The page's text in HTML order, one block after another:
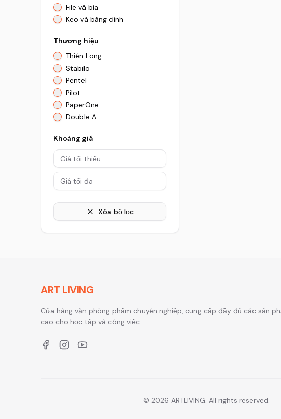
File và bìa
Keo và băng dính
Thương hiệu
Thiên Long
Stabilo
Pentel
Pilot
PaperOne
Double A
Khoảng giá
Xóa bộ lọc
ART LIVING
Cửa hàng văn phòng phẩm chuyên nghiệp, cung cấp đầy đủ các sản
cao cho học tập và công việc.
© 2026 ARTLIVING. All rights reserved.